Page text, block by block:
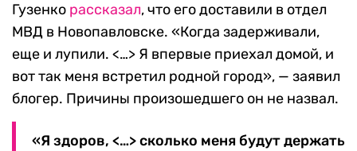
Гузенко рассказал, что его доставили в отдел
МВД в Новопавловске. «Когда задерживали,
еще и лупили. <…> Я впервые приехал домой, и
вот так меня встретил родной город», — заявил
блогер. Причины произошедшего он не назвал.
«Я здоров, <…> сколько меня будут держать